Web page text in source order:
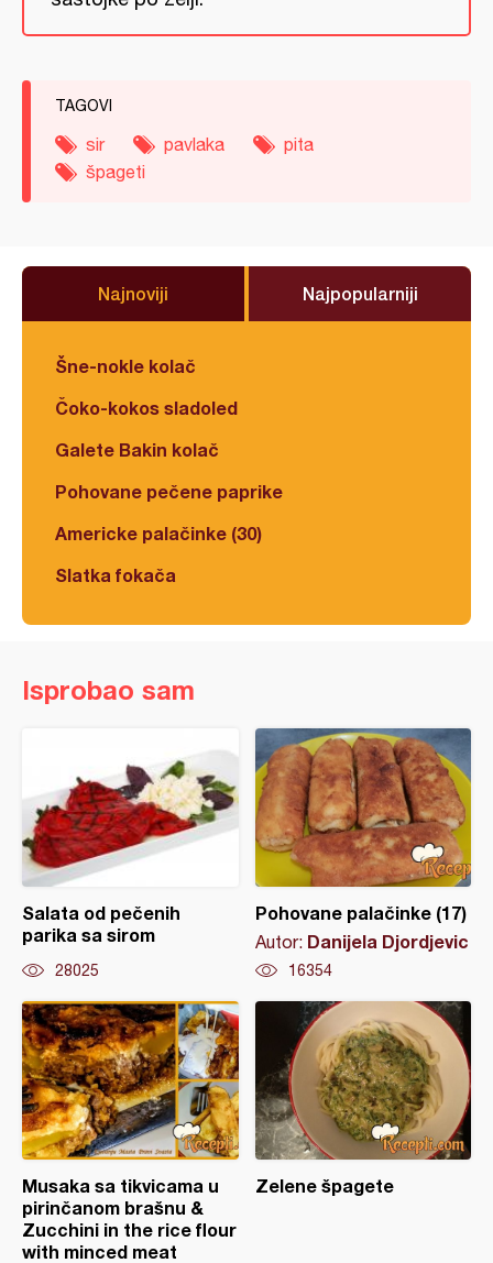
TAGOVI
sir pavlaka
pita
špageti
Najnoviji Najpopularniji
Šne-nokle kolač
Čoko-kokos sladoled
Galete Bakin kolač
Pohovane pečene paprike
Americke palačinke (30)
Slatka fokača
Isprobao sam
Salata od pečenih
parika sa sirom
28025
Pohovane palačinke (17)
Autor: Danijela Djordjevic
16354
Musaka sa tikvicama u
pirinčanom brašnu &
Zucchini in the rice flour
with minced meat
Zelene špagete